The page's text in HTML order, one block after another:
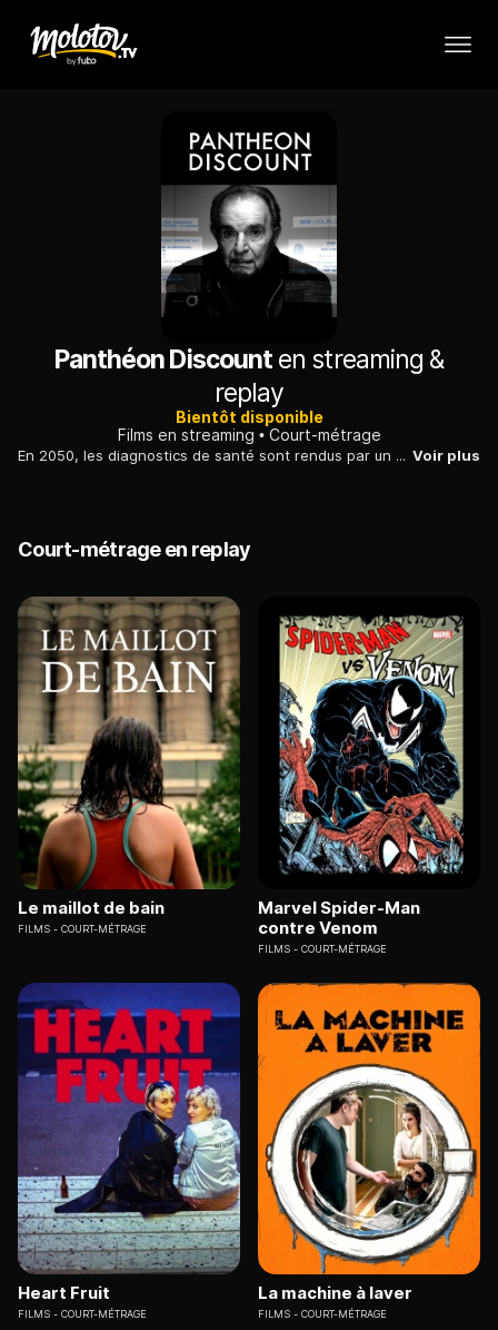
Panthéon Discounten streaming &
replay
Bientôt disponible
Films en streaming
Court-métrage
En 2050, les diagnostics de santé sont rendus par un superscanner. Ensuite, le médecin reçoit le patient et l'aide à choisir le traitement adapté à son budget. Voir plus
Court-métrage en replay
Le maillot de bain
FILMS COURT-MÉTRAGE
Marvel Spider-Man
contre Venom
FILMS COURT-MÉTRAGE
Heart Fruit
FILMS COURT-MÉTRAGE
La machine à laver
FILMS COURT-MÉTRAGE